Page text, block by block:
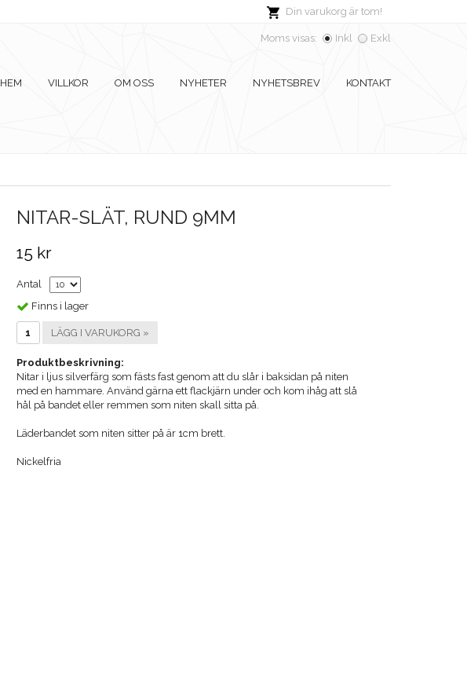
Din varukorg är tom!
Moms visas: Inkl Exkl
HEM VILLKOR OM OSS NYHETER NYHETSBREV KONTAKT
NITAR-SLÄT, RUND 9MM
15 kr
Antal
Finns i lager
LÄGG I VARUKORG »
Produktbeskrivning:
Nitar i ljus silverfärg som fästs fast genom att du slår i baksidan på niten
med en hammare. Använd gärna ett flackjärn under och kom ihåg att slå
hål på bandet eller remmen som niten skall sitta på.
Läderbandet som niten sitter på är 1cm brett.
Nickelfria